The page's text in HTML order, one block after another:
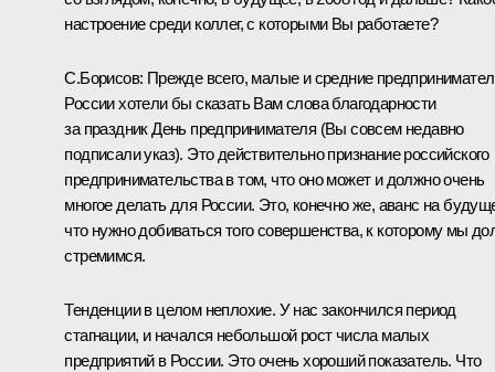
настроение среди коллег, с которыми Вы работаете?
С.Борисов: Прежде всего, малые и средние
России хотели бы сказать Вам слова благодарности
за праздник День предпринимателя (Вы совсем недавно
подписали указ). Это действительно признание российского
предпринимательства в том, что оно может и должно очень
многое делать для России. Это, конечно же, аванс на
что нужно добиваться того совершенства, к которому мы
стремимся.
Тенденции в целом неплохие. У нас закончился период
стагнации, и начался небольшой рост числа малых
предприятий в России. Это очень хороший показатель. Что